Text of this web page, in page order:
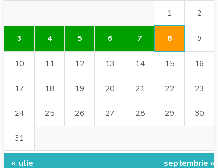
1 2
3 4 5 6 7 8 9
10 11 12 13 14 15 16
17 18 19 20 21 22 23
24 25 26 27 28 29 30
31
« iulie septembrie »